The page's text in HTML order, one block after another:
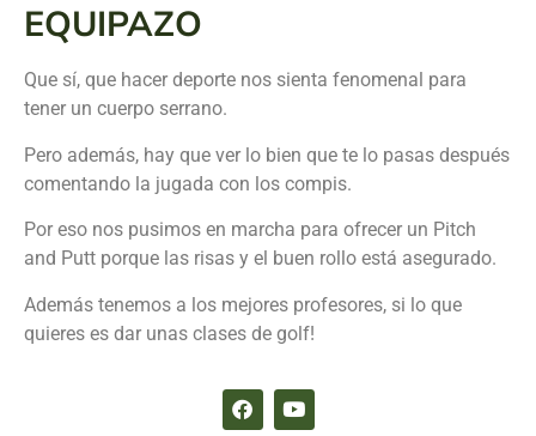
EQUIPAZO
Que sí, que hacer deporte nos sienta fenomenal para
tener un cuerpo serrano.
Pero además, hay que ver lo bien que te lo pasas después
comentando la jugada con los compis.
Por eso nos pusimos en marcha para ofrecer un Pitch
and Putt porque las risas y el buen rollo está asegurado.
Además tenemos a los mejores profesores, si lo que
quieres es dar unas clases de golf!